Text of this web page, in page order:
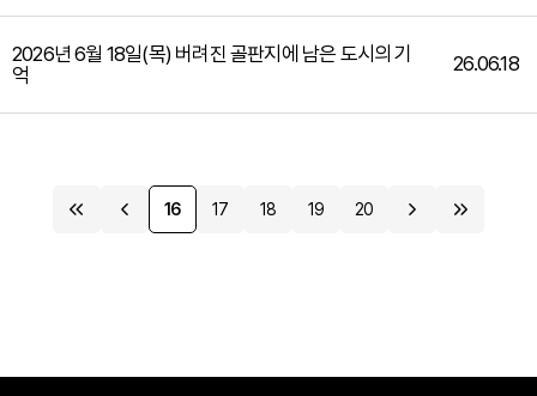
2026년 6월 18일(목) 버려진 골판지에 남은 도시의 기
억
26.06.18
16 17 18 19 20